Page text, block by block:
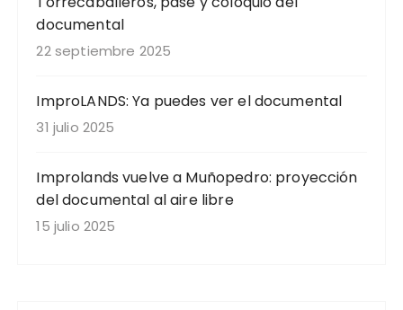
documental
22 septiembre 2025
ImproLANDS: Ya puedes ver el documental
31 julio 2025
Improlands vuelve a Muñopedro: proyección
del documental al aire libre
15 julio 2025